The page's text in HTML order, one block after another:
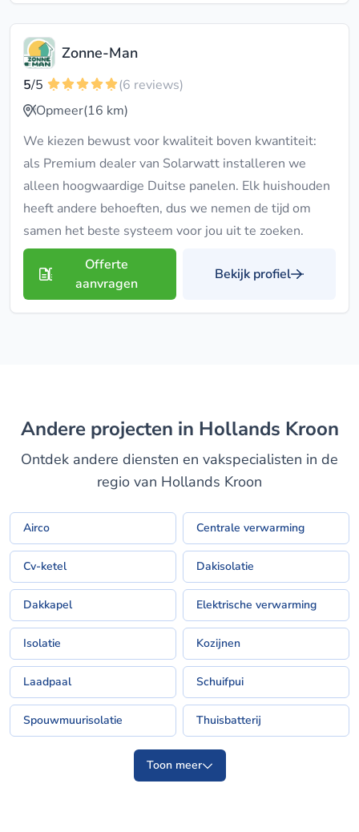
Zonne-Man
5/5
(6 reviews)
Opmeer(16 km)
We kiezen bewust voor kwaliteit boven kwantiteit:
als Premium dealer van Solarwatt installeren we
alleen hoogwaardige Duitse panelen. Elk huishouden
heeft andere behoeften, dus we nemen de tijd om
samen het beste systeem voor jou uit te zoeken.
Offerte
aanvragen
Bekijk profiel
Andere projecten in Hollands Kroon
Ontdek andere diensten en vakspecialisten in de
regio van Hollands Kroon
Airco Centrale verwarming
Cv-ketel Dakisolatie
Dakkapel Elektrische verwarming
Isolatie Kozijnen
Laadpaal Schuifpui
Spouwmuurisolatie Thuisbatterij
Toon meer